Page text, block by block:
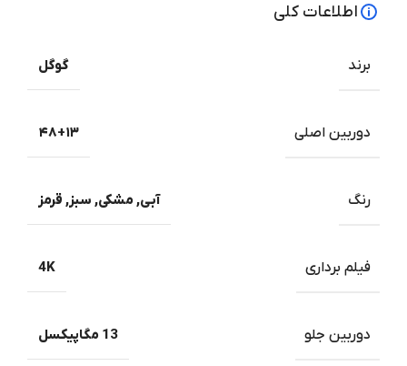
اطلاعات کلی
برند گوگل
دوربین اصلی ۴۸+۱۳
رنگ آبی, مشکی, سبز, قرمز
فیلم برداری 4K
دوربین جلو 13 مگاپیکسل